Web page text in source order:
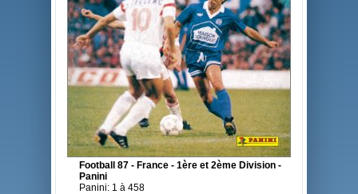
Football 87 - France - 1ère et 2ème Division -
Panini
Panini: 1 à 458